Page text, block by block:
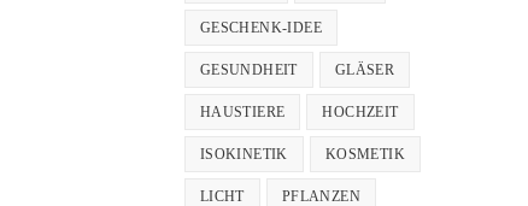
GESCHENK-IDEE
GESUNDHEIT GLÄSER
HAUSTIERE HOCHZEIT
ISOKINETIK KOSMETIK
LICHT PFLANZEN